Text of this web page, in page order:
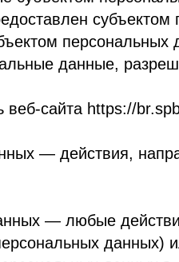
действия,
любые действия,
данных в
— передача
физическому
действия, в
восстановления